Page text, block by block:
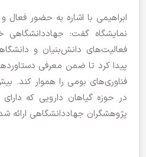
ابراهیمی با اشاره به حضور
نمایشگاه گفت: جهاددانشگاهی
فعالیت‌های دانش‌بنیان و
پیدا کرد تا ضمن معرفی
در حوزه گیاهان دارویی که
پژوهشگران جهاددانشگاهی ارائه